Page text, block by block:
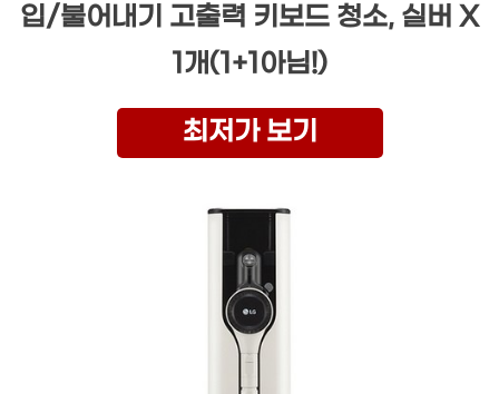
입/불어내기 고출력 키보드 청소, 실버 X
1개(1+1아님!)
최저가 보기